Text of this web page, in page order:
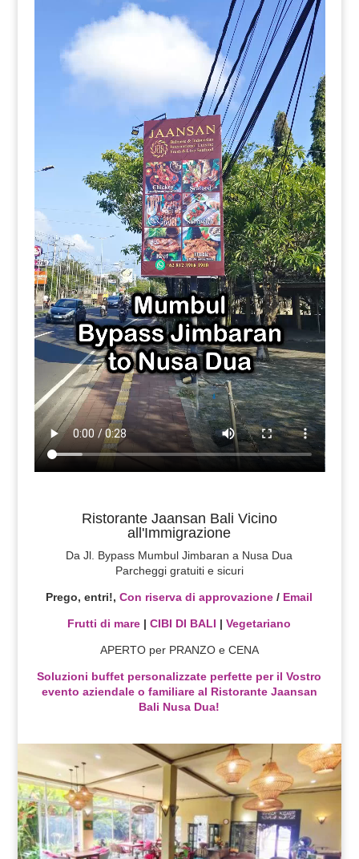
Ristorante Jaansan Bali Vicino
all'Immigrazione
Da Jl. Bypass Mumbul Jimbaran a Nusa Dua
Parcheggi gratuiti e sicuri
Prego, entri!,Con riserva di approvazione / Email
Frutti di mare |CIBI DI BALI |Vegetariano
APERTO per PRANZO e CENA
Soluzioni buffet personalizzate perfette per il Vostro
evento aziendale o familiare al Ristorante Jaansan
Bali Nusa Dua!